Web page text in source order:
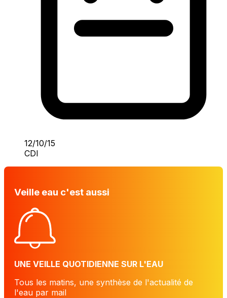
12/10/15
CDI
Veille eau c'est aussi
UNE VEILLE QUOTIDIENNE SUR L'EAU
Tous les matins, une synthèse de l'actualité de
l'eau par mail